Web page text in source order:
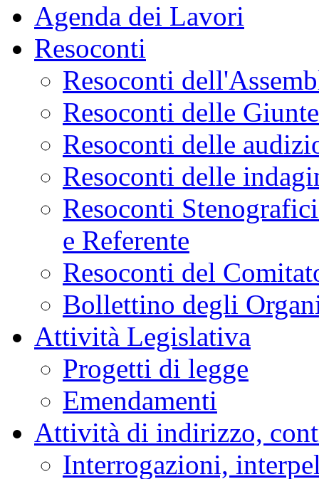
Agenda dei Lavori
Resoconti
Resoconti
Resoconti delle
Resoconti delle
Resoconti delle
Resoconti
e Referente
Resoconti del
Bollettino degli
Attività Legislativa
Progetti di legge
Emendamenti
Attività di indirizzo,
Interrogazioni,